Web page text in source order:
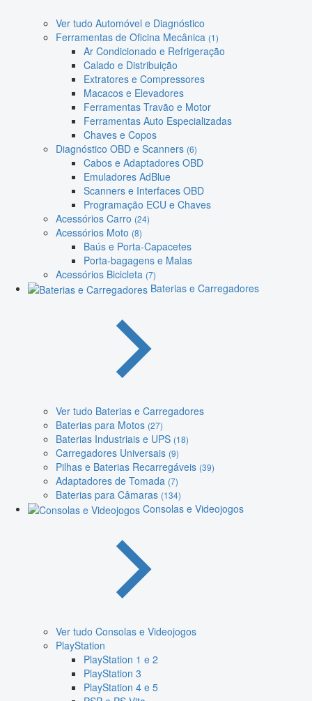
Ver tudo Automóvel e Diagnóstico
Ferramentas de Oficina Mecânica (1)
Ar Condicionado e Refrigeração
Calado e Distribuição
Extratores e Compressores
Macacos e Elevadores
Ferramentas Travão e Motor
Ferramentas Auto Especializadas
Chaves e Copos
Diagnóstico OBD e Scanners (6)
Cabos e Adaptadores OBD
Emuladores AdBlue
Scanners e Interfaces OBD
Programação ECU e Chaves
Acessórios Carro (24)
Acessórios Moto (8)
Baús e Porta-Capacetes
Porta-bagagens e Malas
Acessórios Bicicleta (7)
Baterias e Carregadores
Ver tudo Baterias e Carregadores
Baterias para Motos (27)
Baterias Industriais e UPS (18)
Carregadores Universais (9)
Pilhas e Baterias Recarregáveis (39)
Adaptadores de Tomada (7)
Baterias para Câmaras (134)
Consolas e Videojogos
Ver tudo Consolas e Videojogos
PlayStation
PlayStation 1 e 2
PlayStation 3
PlayStation 4 e 5